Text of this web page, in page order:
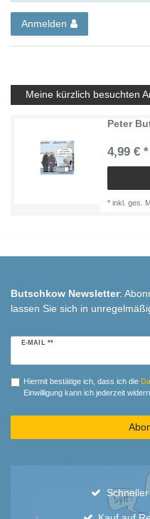
Anmelden
Meine kürzlich besuchten
4,99 € *
*inkl. ges.
Butschkow Newsletter:
lassen Sie sich in
E-MAIL **
Newsletter
Hiermit bestätige ich, dass ich die
Einwilligung kann ich jederzeit